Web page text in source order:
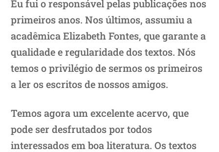
Eu fui o responsável pelas publicações nos
primeiros anos. Nos últimos, assumiu a
acadêmica Elizabeth Fontes, que garante a
qualidade e regularidade dos textos. Nós
temos o privilégio de sermos os primeiros
a ler os escritos de nossos amigos.
Temos agora um excelente acervo, que
pode ser desfrutados por todos
interessados em boa literatura. Os textos